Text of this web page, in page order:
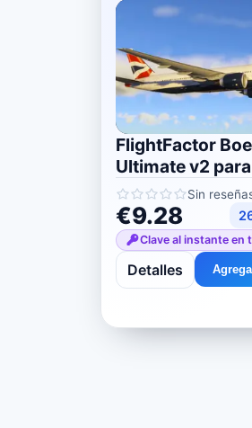
FlightFactor
Ultimate v2
11/12
Sin
€9.28
Clave al instante en
Detalles